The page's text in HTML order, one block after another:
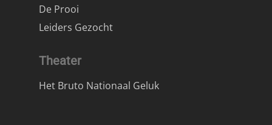
De Prooi
Leiders Gezocht
Theater
Het Bruto Nationaal Geluk